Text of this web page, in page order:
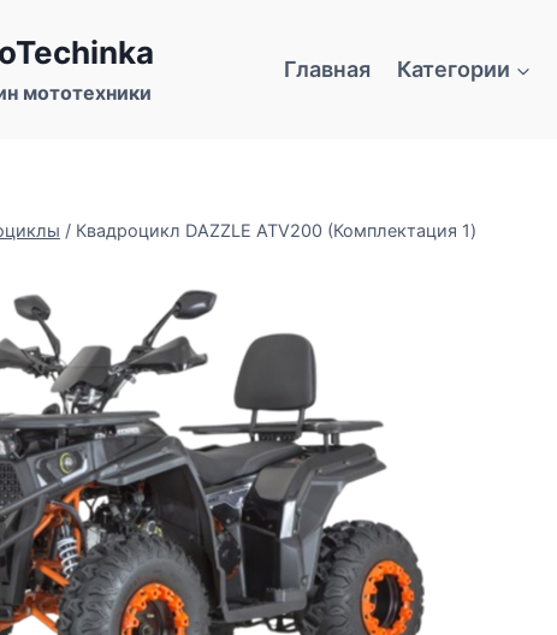
мототехники
Главная Категории
/ Квадроцикл DAZZLE ATV200 (Комплектация 1)